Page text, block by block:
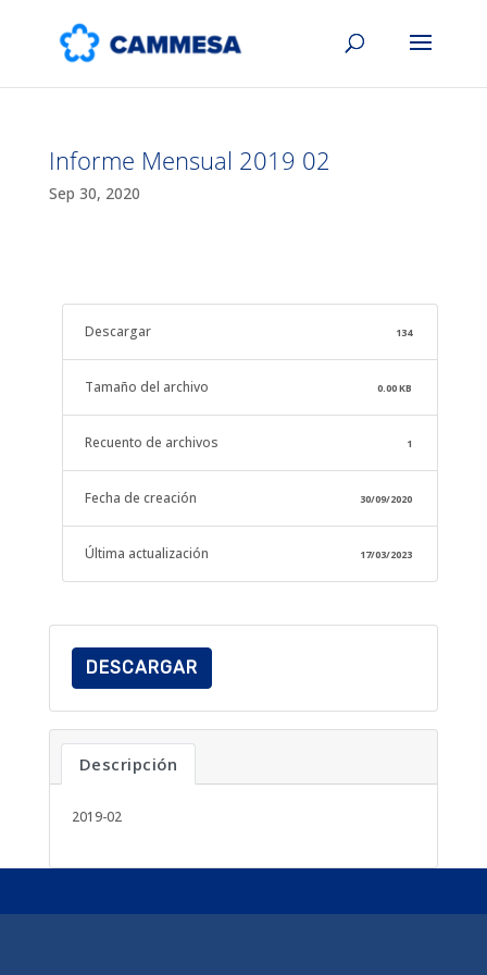
Informe Mensual 2019 02
Sep 30, 2020
Descargar 134
Tamaño del archivo 0.00 KB
Recuento de archivos 1
Fecha de creación 30/09/2020
Última actualización 17/03/2023
DESCARGAR
Descripción
2019-02